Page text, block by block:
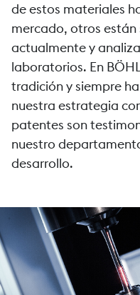
de estos materiales
mercado, otros
actualmente y
laboratorios. En
tradición y siempre
nuestra estrategia
patentes son
nuestro
desarrollo.